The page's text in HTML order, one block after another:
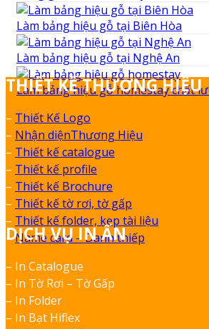
Làm bảng hiệu gỗ tại Biên Hòa
Làm bảng hiệu gỗ tại Nghệ An
Làm bảng hiệu gỗ homestay chất
THIẾT KẾ THƯƠNG HIỆU
– Thiết Kế Logo
– Nhận diệnThương Hiệu
– Thiết kế catalogue
– Thiết kế profile
– Thiết kế Brochure
– Thiết kế tờ rơi, tờ gấp
– Thiết kế folder, kẹp tài liệu
–Name card – Danh thiếp
DỊCH VỤ IN ẤN
– In Catalogue
– In Tờ Rơi – Tờ Gấp
– In Folder
– In Bạt Hiflex